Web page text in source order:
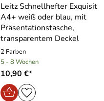
Leitz Schnellhefter Exquisit
A4+ weiß oder blau, mit
Präsentationstasche,
transparentem Deckel
2 Farben
5 - 8 Wochen
10,90 €*